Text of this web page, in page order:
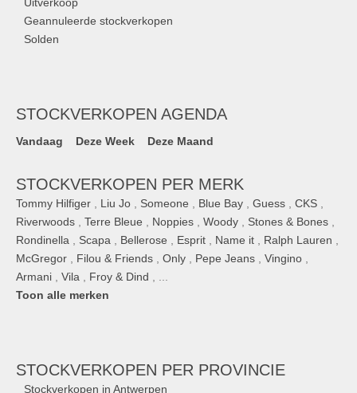
Geannuleerde stockverkopen
Solden
STOCKVERKOPEN AGENDA
Vandaag Deze Week Deze Maand
STOCKVERKOPEN PER MERK
Tommy Hilfiger Liu Jo Someone Blue Bay Guess CKS
Riverwoods
Terre Bleue Noppies Woody Stones & Bones
Rondinella
Scapa Bellerose Esprit Name it Ralph Lauren
McGregor
Filou & Friends Only Pepe Jeans Vingino
Armani
Vila Froy & Dind
Toon alle merken
STOCKVERKOPEN PER PROVINCIE
Stockverkopen in Antwerpen